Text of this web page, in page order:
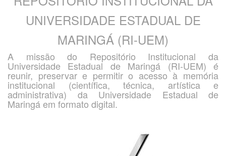
UNIVERSIDADE ESTADUAL DE
MARINGÁ (RI-UEM)
A missão do Repositório Institucional da
Universidade Estadual de Maringá (RI-UEM) é
reunir, preservar e permitir o acesso à memória
institucional (científica, técnica, artística e
administrativa) da Universidade Estadual de
Maringá em formato digital.